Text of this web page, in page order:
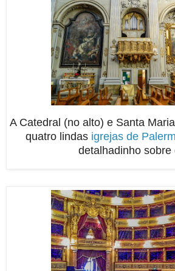
A Catedral (no alto) e Santa
quatro lindas igrejas de
detalhadinho sobre